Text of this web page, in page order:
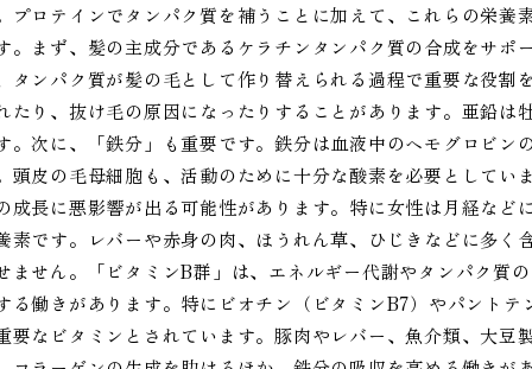
プロテインでタンパク質を補うことに加えて、これらの栄
。まず、髪の主成分であるケラチンタンパク質の合成をサ
タンパク質が髪の毛として作り替えられる過程で重要な役
たり、抜け毛の原因になったりすることがあります。亜鉛
。次に、「鉄分」も重要です。鉄分は血液中のヘモグロビ
頭皮の毛母細胞も、活動のために十分な酸素を必要として
成長に悪影響が出る可能性があります。特に女性は月経な
素です。レバーや赤身の肉、ほうれん草、ひじきなどに多
ません。「ビタミンB群」は、エネルギー代謝やタンパク質
る働きがあります。特にビオチン（ビタミンB7）やパント
要なビタミンとされています。豚肉やレバー、魚介類、大